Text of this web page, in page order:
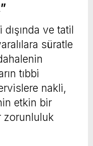
ve tatil
süratle
tıbbi
nakli,
etkin bir
zorunluluk